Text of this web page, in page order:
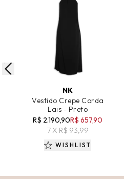
ADICIONAR AO CARRINHO
NK
Vestido Crepe Corda
Lais - Preto
R$ 2.190,90R$ 657,90
7 X R$ 93,99
WISHLIST